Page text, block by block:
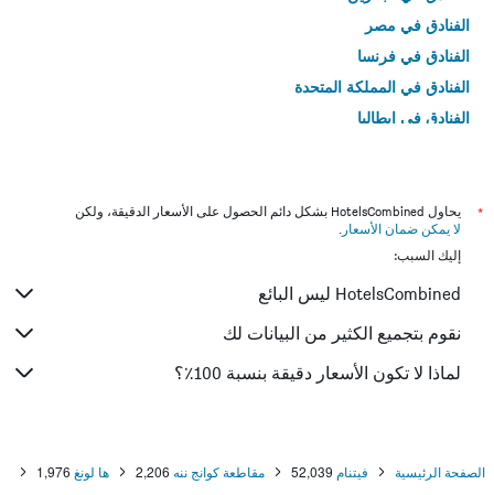
الفنادق في مصر
الفنادق في فرنسا
الفنادق في المملكة المتحدة
الفنادق في إيطاليا
*
يحاول HotelsCombined بشكل دائم الحصول على الأسعار الدقيقة، ولكن
لا يمكن ضمان الأسعار .
إليك السبب:
HotelsCombined ليس البائع
نقوم بتجميع الكثير من البيانات لك
لماذا لا تكون الأسعار دقيقة بنسبة 100٪؟
الصفحة الرئيسية فيتنام 52,039 مقاطعة كوانج ننه 2,206 ها لونغ 1,976